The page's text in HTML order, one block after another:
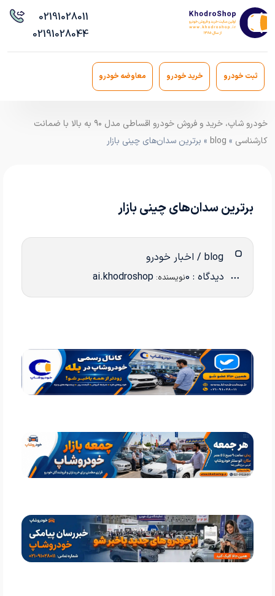
02191028011
02191028044
ثبت خودرو خرید خودرو معاوضه خودرو
خودرو شاپ، خرید و فروش خودرو اقساطی مدل ۹۰ به بالا با ضمانت
کارشناسی »
blog » برترین سدان‌های چینی بازار
برترین سدان‌های چینی بازار
دیدگاه : 0 نویسنده: ai.khodroshop